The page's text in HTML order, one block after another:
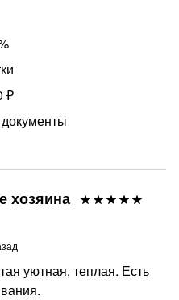
₽
хозяина
уютная, теплая. Есть